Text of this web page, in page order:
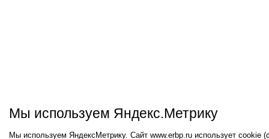
Мы используем Яндекс.Метрику
Мы используем ЯндексМетрику. Сайт www.erbp.ru использует